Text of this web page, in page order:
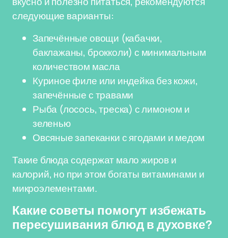
следующие варианты:
Запечённые овощи (кабачки,
баклажаны, брокколи) с минимальным
количеством масла
Куриное филе или индейка без кожи,
запечённые с травами
Рыба (лосось, треска) с лимоном и
зеленью
Овсяные запеканки с ягодами и медом
Такие блюда содержат мало жиров и
калорий, но при этом богаты витаминами и
микроэлементами.
Какие советы помогут избежать
пересушивания блюд в духовке?